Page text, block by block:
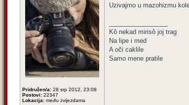
Pridružen/a: 28 srp 2012, 23:08
Postovi: 22347
Lokacija: među zvijezdama
Uzivajmo u mazohizmu
Kô nekad mirisô joj trag
Na lipe i med
A oči caklile
Samo mene pratile